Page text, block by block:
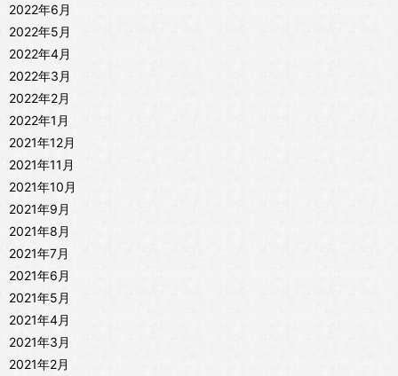
2022年6月
2022年5月
2022年4月
2022年3月
2022年2月
2022年1月
2021年12月
2021年11月
2021年10月
2021年9月
2021年8月
2021年7月
2021年6月
2021年5月
2021年4月
2021年3月
2021年2月